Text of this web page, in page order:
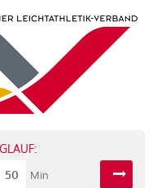
50 Min